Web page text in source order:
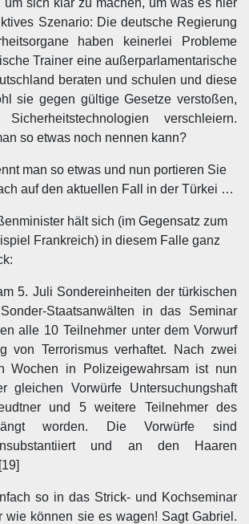
um sich klar zu machen, um was es hier
Szenario: Die deutsche Regierung
haben keinerlei Probleme
Trainer eine außerparlamentarische
beraten und schulen und diese
sie gegen gültige Gesetze verstoßen,
verschleiern.
so etwas noch nennen kann?
man so etwas und nun portieren Sie
auf den aktuellen Fall in der Türkei …
hält sich (im Gegensatz zum
Frankreich) in diesem Falle ganz
5. Juli Sondereinheiten der türkischen
Staatsanwälten in das Seminar
alle 10 Teilnehmer unter dem Vorwurf
von Terrorismus verhaftet. Nach zwei
Wochen in Polizeigewahrsam ist nun
gleichen Vorwürfe Untersuchungshaft
und 5 weitere Teilnehmer des
worden. Die Vorwürfe sind
und an den Haaren
so in das Strick- und Kochseminar
wie können sie es wagen! Sagt Gabriel.